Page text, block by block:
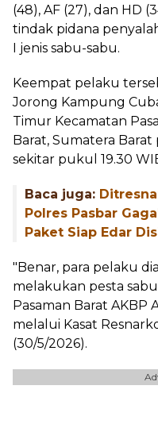
(48), AF (27), dan HD
tindak pidana
I jenis sabu-sabu.
Keempat pelaku
Jorong Kampung
Timur Kecamatan
Barat, Sumatera Barat
sekitar pukul 19.30
Baca juga:
Polres Pasbar
Paket Siap Edar
"Benar, para pelaku
melakukan pesta
Pasaman Barat AKBP
melalui Kasat
(30/5/2026).